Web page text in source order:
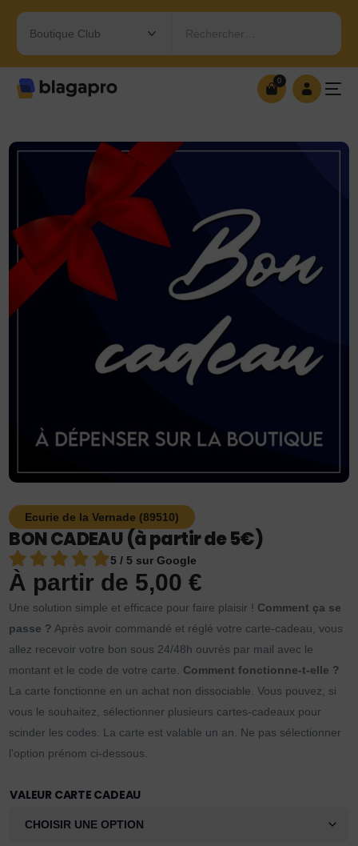
Rechercher…
0
Ecurie de la Vernade (89510)
BON CADEAU (à partir de 5€)
5 / 5 sur Google
À partir de 5,00€
Une solution simple et efficace pour faire plaisir ! Comment ça se
passe ? Après avoir commandé et réglé votre carte-cadeau, vous
allez recevoir votre bon sous 24/48h ouvrés par mail avec le
montant et le code de votre carte. Comment fonctionne-t-elle ?
La carte fonctionne en un achat non dissociable. Vous pouvez, si
vous le souhaitez, sélectionner plusieurs cartes-cadeaux pour
scinder les codes. La carte est valable un an. Ne pas sélectionner
l'option prénom ci-dessous.
VALEUR CARTE CADEAU